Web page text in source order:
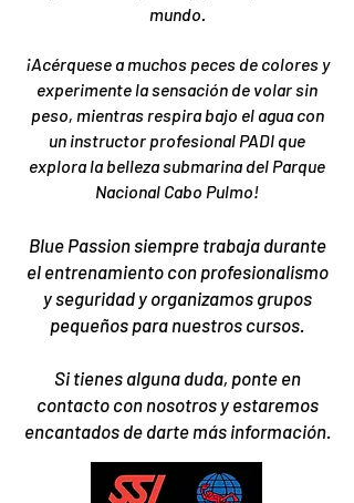
mundo.
¡Acérquese a muchos peces de colores y
experimente la sensación de volar sin
peso, mientras respira bajo el agua con
un instructor profesional PADI que
explora la belleza submarina del Parque
Nacional Cabo Pulmo!
Blue Passion siempre trabaja durante
el entrenamiento con profesionalismo
y seguridad y organizamos grupos
pequeños para nuestros cursos.
Si tienes alguna duda, ponte en
contacto con nosotros y estaremos
encantados de darte más información.